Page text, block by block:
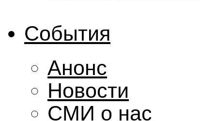
События
Анонс
Новости
СМИ о нас